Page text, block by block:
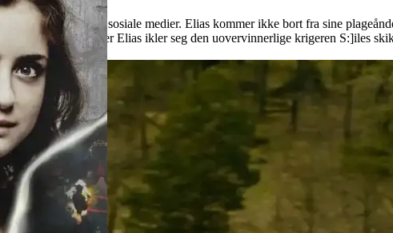
i en verden av sosiale medier. Elias kommer ikke bort fra sine
tusentalls spillere der Elias ikler seg den uovervinnerlige krigeren S:]iles